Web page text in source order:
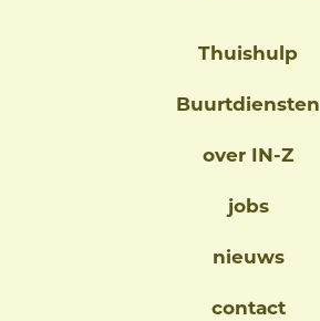
Thuishulp
Buurtdiensten
over IN-Z
jobs
nieuws
contact